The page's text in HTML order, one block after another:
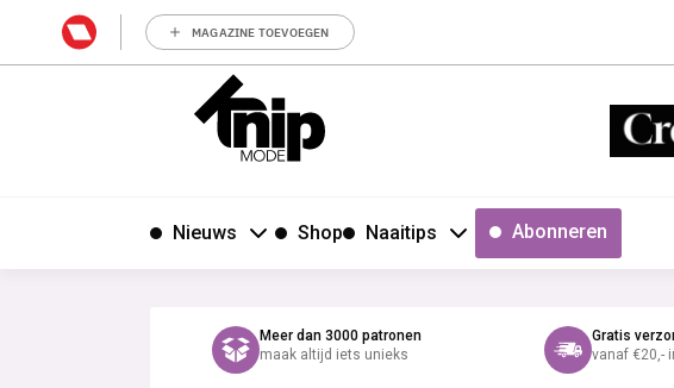
MAGAZINE TOEVOEGEN
Nieuws Shop Naaitips Abonneren
Meer dan 3000 patronen
maak altijd iets unieks
Gratis
vanaf €20,-